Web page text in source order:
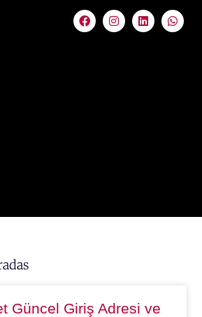
Güncel Giriş Adresi ve